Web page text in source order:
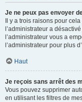
Je ne peux pas envoyer
Il y a trois raisons pour
l’administrateur a
l’administrateur vous a
l’administrateur pour plus
Haut
Je reçois sans arrêt des
Vous pouvez supprimer
en utilisant les filtres de